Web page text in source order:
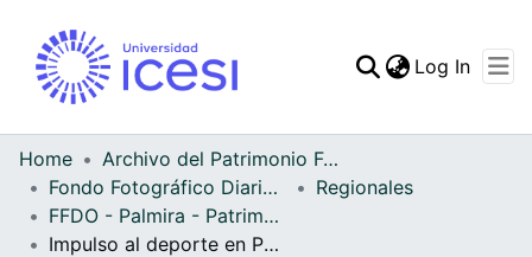
Statistics
Log In
Home
Archivo del Patrimonio Fotográfico y Fílmico del Valle del Cauca
Fondo Fotográfico Diario Occidente
Regionales
FFDO - Palmira - Patrimonial
Impulso al deporte en Palmira